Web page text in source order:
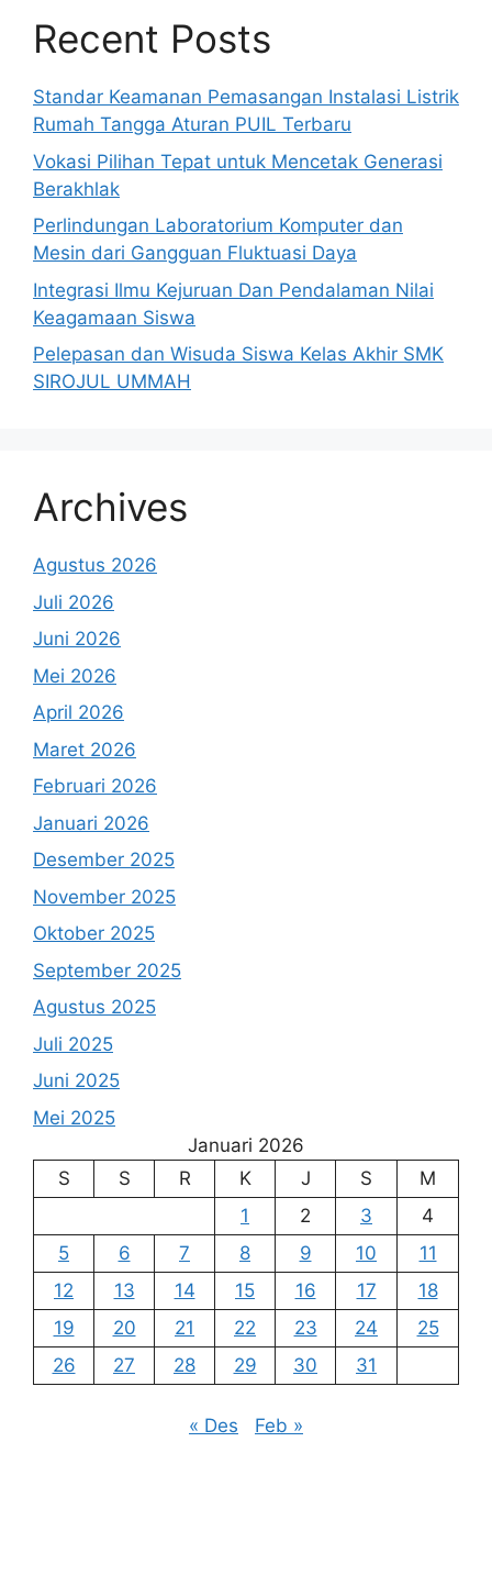
Recent Posts
Standar Keamanan Pemasangan Instalasi Listrik
Rumah Tangga Aturan PUIL Terbaru
Vokasi Pilihan Tepat untuk Mencetak Generasi
Berakhlak
Perlindungan Laboratorium Komputer dan
Mesin dari Gangguan Fluktuasi Daya
Integrasi Ilmu Kejuruan Dan Pendalaman Nilai
Keagamaan Siswa
Pelepasan dan Wisuda Siswa Kelas Akhir SMK
SIROJUL UMMAH
Archives
Agustus 2026
Juli 2026
Juni 2026
Mei 2026
April 2026
Maret 2026
Februari 2026
Januari 2026
Desember 2025
November 2025
Oktober 2025
September 2025
Agustus 2025
Juli 2025
Juni 2025
Mei 2025
Januari 2026
S
S R K J S
M
1
2 3
4
5
6 7 8 9 10
11
12
13 14 15 16 17
18
19
20 21 22 23 24
25
26
27 28 29 30 31
« Des Feb »